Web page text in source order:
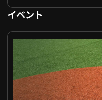
利用規約
イベント
フェニックスリーグ 千葉ロッテ VS IL